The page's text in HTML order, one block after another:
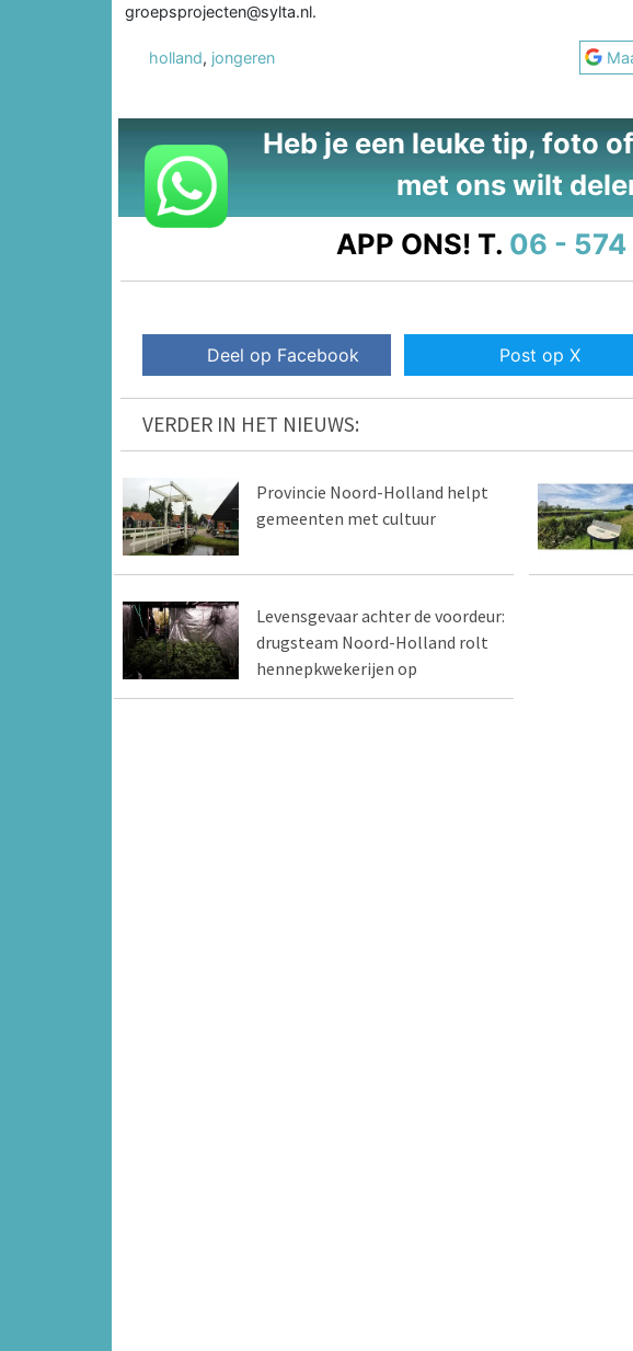
groepsprojecten@sylta.nl.
holland, jongeren
Heb je een leuke tip, foto
met ons wilt
APP ONS! T. 06 - 574
Deel op Facebook Post op X
VERDER IN HET NIEUWS:
Provincie Noord-Holland helpt
gemeenten met cultuur
Levensgevaar achter de voordeur:
drugsteam Noord-Holland rolt
hennepkwekerijen op